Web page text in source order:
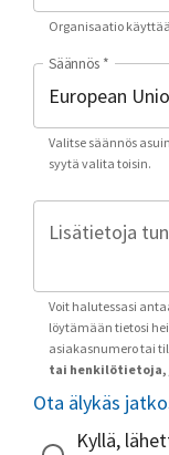
Organisaatio
Säännös *
Valitse säännös
syytä valita toisin.
Lisätietoja
Voit halutessasi
löytämään tietosi
asiakasnumero tai
tai henkilötietoja,
Ota älykäs
Kyllä,